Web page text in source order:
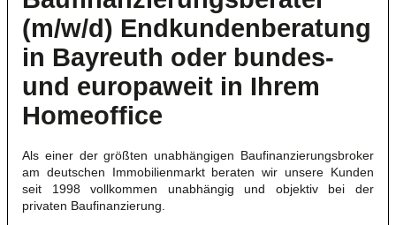
(m/w/d) Endkundenberatung
in Bayreuth oder bundes-
und europaweit in Ihrem
Homeoffice
Als einer der größten unabhängigen Baufinanzierungsbroker
am deutschen Immobilienmarkt beraten wir unsere Kunden
seit 1998 vollkommen unabhängig und objektiv bei der
privaten Baufinanzierung.